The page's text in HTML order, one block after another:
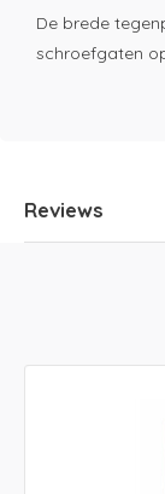
De brede
schroefgaten
Reviews